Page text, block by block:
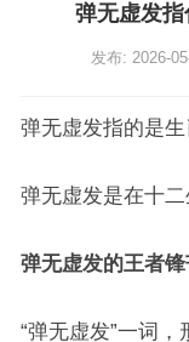
弹无虚发
发布: 2026-
弹无虚发指的是
弹无虚发是在十
弹无虚发的王者锋
“弹无虚发”一词